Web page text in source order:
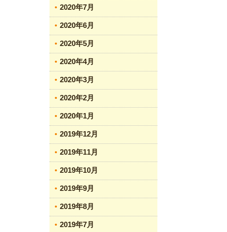
2020年7月
2020年6月
2020年5月
2020年4月
2020年3月
2020年2月
2020年1月
2019年12月
2019年11月
2019年10月
2019年9月
2019年8月
2019年7月